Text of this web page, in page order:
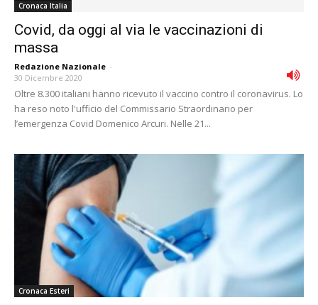
Cronaca Italia
Covid, da oggi al via le vaccinazioni di
massa
Redazione Nazionale -
30 Dicembre 2020
Oltre 8.300 italiani hanno ricevuto il vaccino contro il coronavirus. Lo
ha reso noto l'ufficio del Commissario Straordinario per
l’emergenza Covid Domenico Arcuri. Nelle 21...
Cronaca Esteri